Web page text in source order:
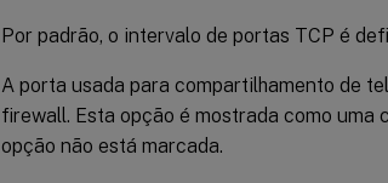
Por padrão, o intervalo de portas TCP é
A porta usada para compartilhamento de
firewall. Esta opção é mostrada como uma
opção não está marcada.